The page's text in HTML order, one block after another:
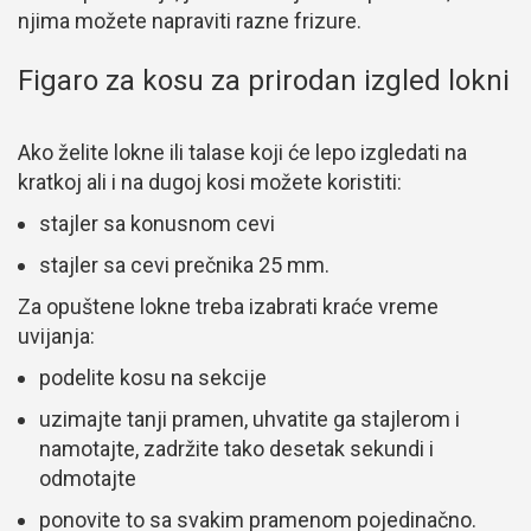
njima možete napraviti razne frizure.
Figaro za kosu za prirodan izgled lokni
Ako želite lokne ili talase koji će lepo izgledati na
kratkoj ali i na dugoj kosi možete koristiti:
stajler sa konusnom cevi
stajler sa cevi prečnika 25 mm.
Za opuštene lokne treba izabrati kraće vreme
uvijanja:
podelite kosu na sekcije
uzimajte tanji pramen, uhvatite ga stajlerom i
namotajte, zadržite tako desetak sekundi i
odmotajte
ponovite to sa svakim pramenom pojedinačno.